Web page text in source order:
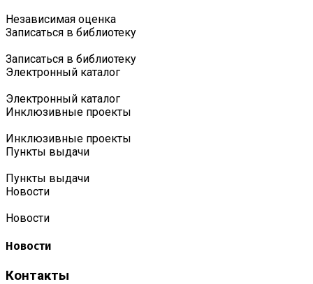
Независимая оценка
Записаться в библиотеку
Записаться в библиотеку
Электронный каталог
Электронный каталог
Инклюзивные проекты
Инклюзивные проекты
Пункты выдачи
Пункты выдачи
Новости
Новости
Новости
Контакты